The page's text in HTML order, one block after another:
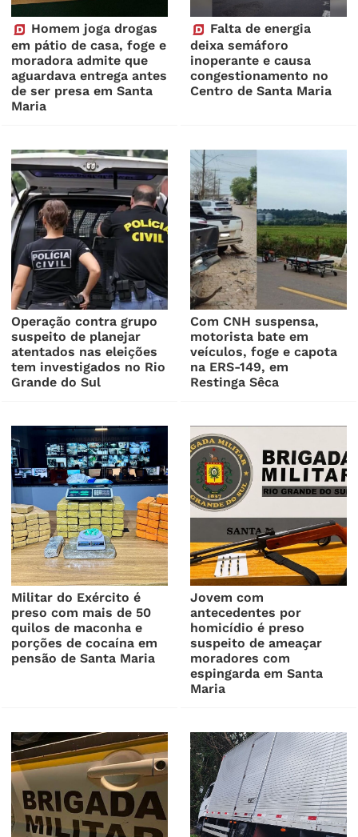
Homem joga drogas
em pátio de casa, foge e
moradora admite que
aguardava entrega antes
de ser presa em Santa
Maria
Falta de energia
deixa semáforo
inoperante e causa
congestionamento no
Centro de Santa Maria
Operação contra grupo
suspeito de planejar
atentados nas eleições
tem investigados no Rio
Grande do Sul
Com CNH suspensa,
motorista bate em
veículos, foge e capota
na ERS-149, em
Restinga Sêca
Militar do Exército é
preso com mais de 50
quilos de maconha e
porções de cocaína em
pensão de Santa Maria
Jovem com
antecedentes por
homicídio é preso
suspeito de ameaçar
moradores com
espingarda em Santa
Maria